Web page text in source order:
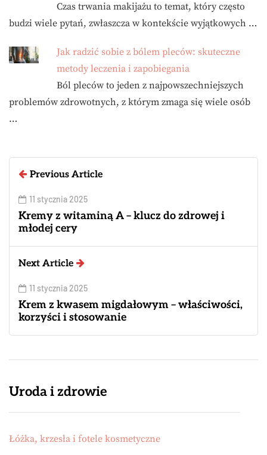
Czas trwania makijażu to temat, który często
budzi wiele pytań, zwłaszcza w kontekście wyjątkowych …
Jak radzić sobie z bólem pleców: skuteczne
metody leczenia i zapobiegania
Ból pleców to jeden z najpowszechniejszych
problemów zdrowotnych, z którym zmaga się wiele osób
…
Previous Article
11 stycznia 2025
Kremy z witaminą A – klucz do zdrowej i
młodej cery
Next Article
11 stycznia 2025
Krem z kwasem migdałowym – właściwości,
korzyści i stosowanie
Uroda i zdrowie
Łóżka, krzesła i fotele kosmetyczne